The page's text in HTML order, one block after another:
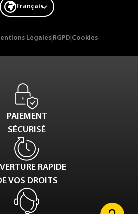
Français
Légales RGPD Cookies
PAIEMENT
SÉCURISÉ
RAPIDE
VOS DROITS